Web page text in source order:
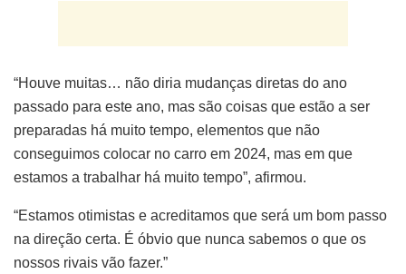
“Houve muitas… não diria mudanças diretas do ano
passado para este ano, mas são coisas que estão a ser
preparadas há muito tempo, elementos que não
conseguimos colocar no carro em 2024, mas em que
estamos a trabalhar há muito tempo”, afirmou.
“Estamos otimistas e acreditamos que será um bom passo
na direção certa. É óbvio que nunca sabemos o que os
nossos rivais vão fazer.”